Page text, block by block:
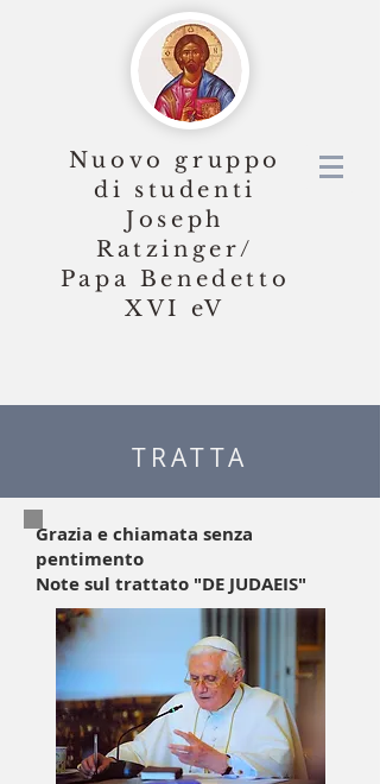
Nuovo gruppo
di studenti
Joseph
Ratzinger/
Papa Benedetto
XVI
eV
TRATTA
Grazia e chiamata senza
pentimento
Note sul trattato "DE JUDAEIS"